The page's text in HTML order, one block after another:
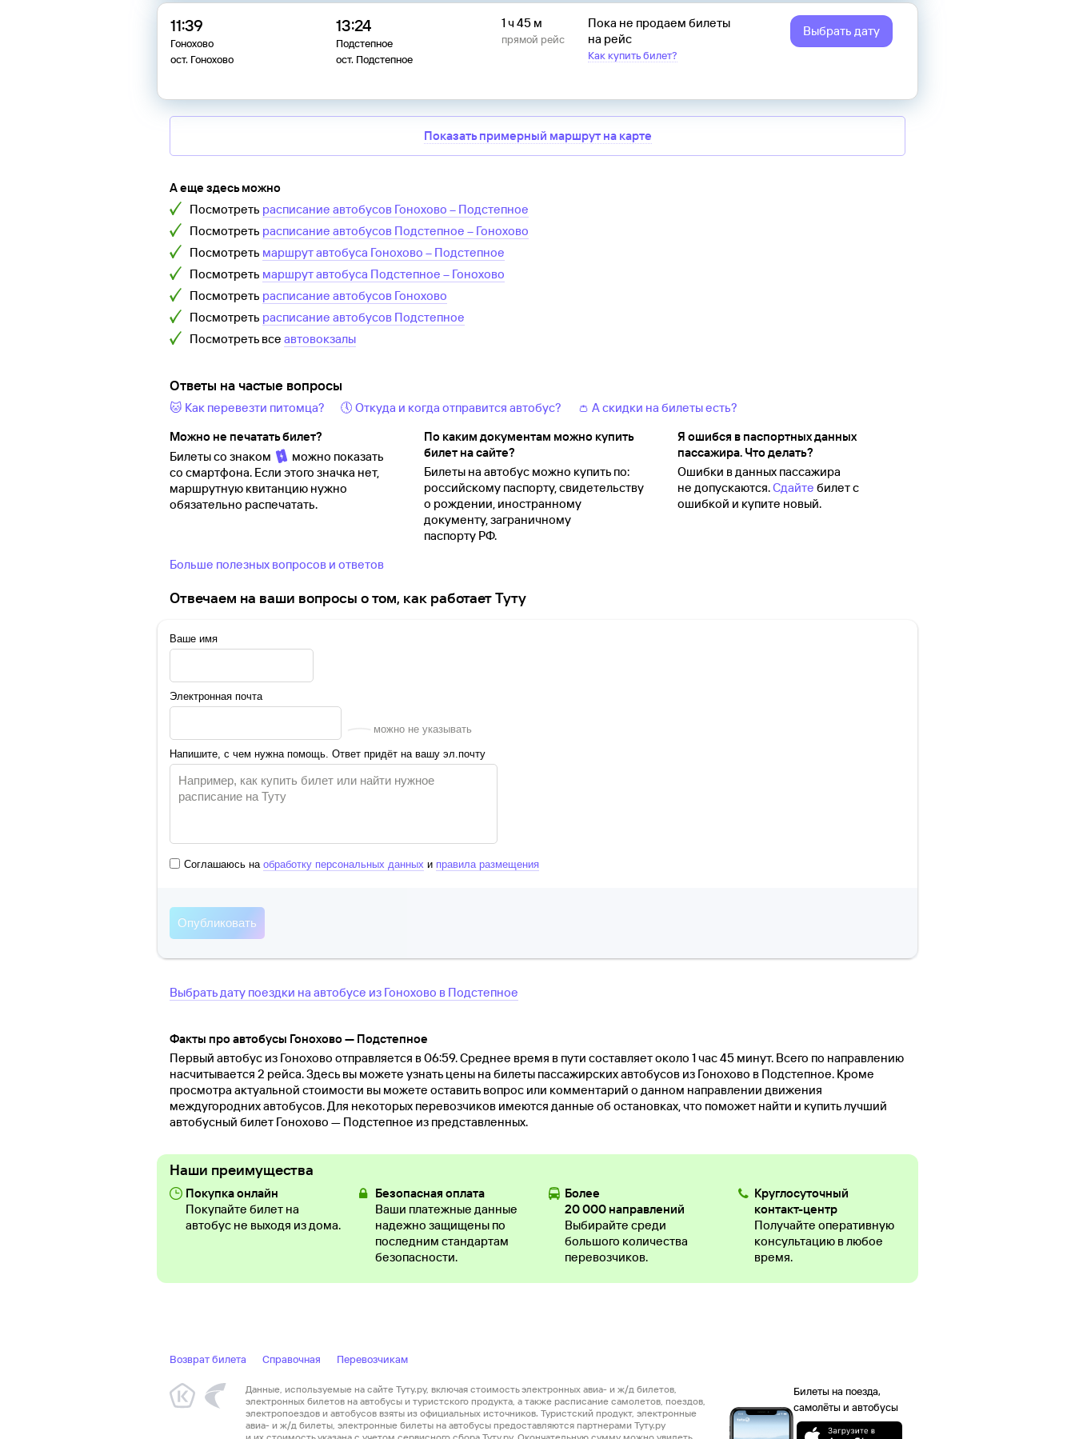
11:39
Гонохово
ост. Гонохово
13:24
Подстепное
ост. Подстепное
1 ч 45 м
прямой рейс
Пока не продаем билеты
на рейс
Как купить билет?
Выбрать дату
Показать примерный маршрут на карте
А еще здесь можно
Посмотреть расписание автобусов Гонохово – Подстепное
Посмотреть расписание автобусов Подстепное – Гонохово
Посмотреть маршрут автобуса Гонохово – Подстепное
Посмотреть маршрут автобуса Подстепное – Гонохово
Посмотреть расписание автобусов Гонохово
Посмотреть расписание автобусов Подстепное
Посмотреть все автовокзалы
Ответы на частые вопросы
🐱 Как перевезти питомца? 🕔 Откуда и когда отправится автобус?
👛 А скидки на билеты есть?
Можно не печатать билет?
Билеты со знаком
можно показать
со смартфона. Если этого значка нет,
маршрутную квитанцию нужно
обязательно распечатать.
По каким документам можно купить
билет на сайте?
Билеты на автобус можно купить по:
российскому паспорту, свидетельству
о рождении, иностранному
документу, заграничному
паспорту РФ.
Я ошибся в паспортных данных
пассажира. Что делать?
Ошибки в данных пассажира
не допускаются.Сдайте билет с
ошибкой и купите новый.
Больше полезных вопросов и ответов
Отвечаем на ваши вопросы о том, как работает Туту
Ваше имя
Электронная почта
можно не указывать
Напишите, с чем нужна помощь. Ответ придёт на вашу эл.почту
Соглашаюсь на обработку персональных данных и правила размещения
Выбрать дату поездки на автобусе из Гонохово в Подстепное
Факты про автобусы Гонохово — Подстепное
Первый автобус из Гонохово отправляется в 06:59. Среднее время в пути составляет около 1 час 45 минут. Всего по направлению
насчитывается 2 рейса. Здесь вы можете узнать цены на билеты пассажирских автобусов из Гонохово в Подстепное. Кроме
просмотра актуальной стоимости вы можете оставить вопрос или комментарий о данном направлении движения
междугородних автобусов. Для некоторых перевозчиков имеются данные об остановках, что поможет найти и купить лучший
автобусный билет Гонохово — Подстепное из представленных.
Наши преимущества
Покупка онлайн
Покупайте билет на
автобус не выходя из дома.
Безопасная оплата
Ваши платежные данные
надежно защищены по
последним стандартам
безопасности.
Более
20 000 направлений
Выбирайте среди
большого количества
перевозчиков.
Круглосуточный
контакт-центр
Получайте оперативную
консультацию в любое
время.
Возврат билета Справочная Перевозчикам
Билеты на поезда,
самолёты и автобусы
Данные, используемые на сайте Туту.ру, включая стоимость электронных авиа- и ж/д билетов,
электронных билетов на автобусы и туристского продукта, а также расписание самолетов, поездов,
электропоездов и автобусов взяты из официальных источников. Туристский продукт, электронные
авиа- и ж/д билеты, электронные билеты на автобусы предоставляются партнерами Туту.ру